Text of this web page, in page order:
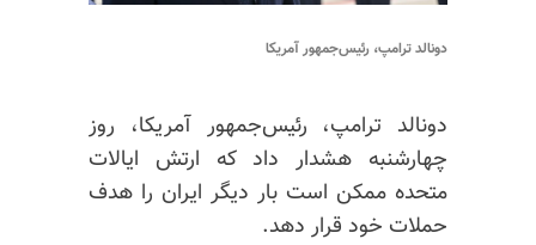
دونالد ترامپ، رئیس‌جمهور آمریکا
دونالد ترامپ، رئیس‌جمهور آمریکا، روز
چهارشنبه هشدار داد که ارتش ایالات
متحده ممکن است بار دیگر ایران را هدف
حملات خود قرار دهد.